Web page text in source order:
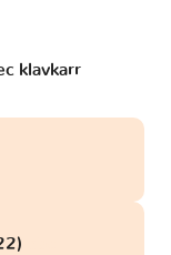
klavkarr